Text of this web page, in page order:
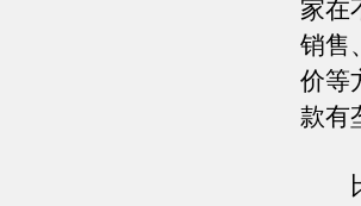
家在
销售
价等
款有
比